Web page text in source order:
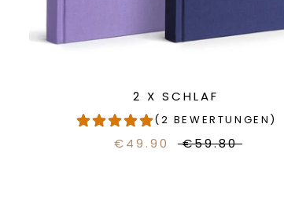
2 X SCHLAF
(2 BEWERTUNGEN)
€49.90 €59.80